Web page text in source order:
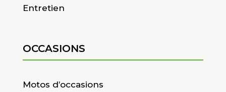
Entretien
OCCASIONS
Motos d’occasions